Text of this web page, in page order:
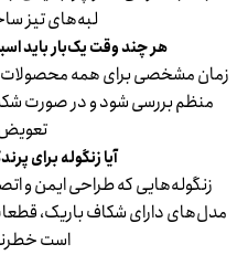
لبه‌های تیز
هر چند وقت یک‌بار باید
زمان مشخصی برای همه محصولات
منظم بررسی شود و در صورت
آیا زنگوله برای
زنگوله‌هایی که طراحی ایمن و
مدل‌های دارای شکاف باریک،
است